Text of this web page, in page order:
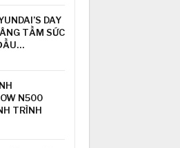
DAY
TẦM SỨC
N500
TRÌNH